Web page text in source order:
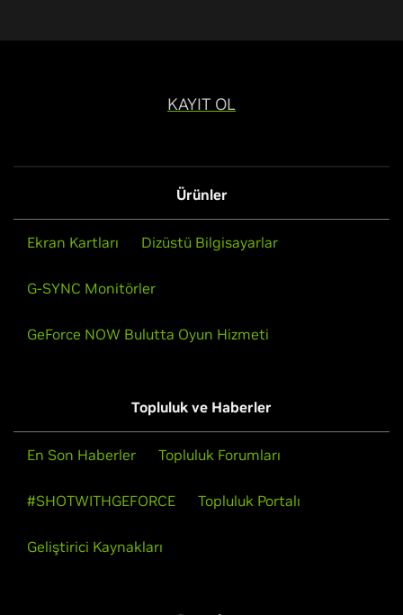
KAYIT OL
Ürünler
Ekran Kartları Dizüstü Bilgisayarlar
G-SYNC Monitörler
GeForce NOW Bulutta Oyun Hizmeti
Topluluk ve Haberler
En Son Haberler Topluluk Forumları
#SHOTWITHGEFORCE Topluluk Portalı
Geliştirici Kaynakları